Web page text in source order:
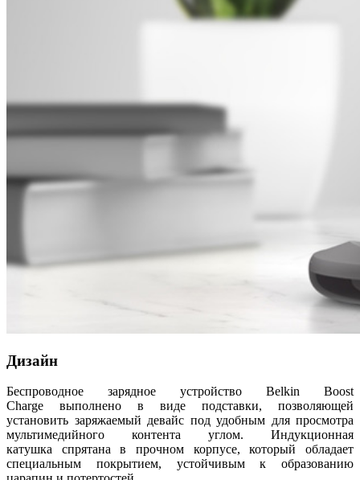
Дизайн
Беспроводное зарядное устройство Belkin Boost
Charge выполнено в виде подставки, позволяющей
установить заряжаемый девайс под удобным для просмотра
мультимедийного контента углом. Индукционная
катушка спрятана в прочном корпусе, который обладает
специальным покрытием, устойчивым к образованию